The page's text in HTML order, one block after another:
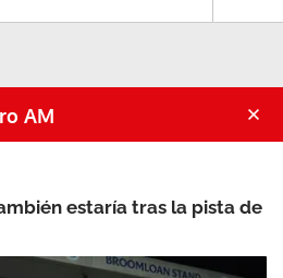
AM
estaría tras la pista de